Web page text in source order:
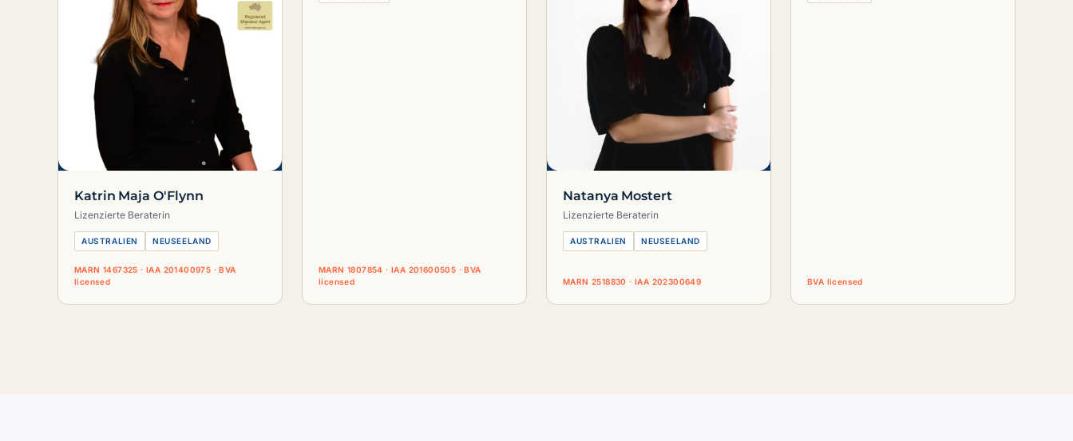
Katrin Maja O'Flynn
Lizenzierte Beraterin
AUSTRALIEN NEUSEELAND
MARN 1467325 · IAA 201400975 · BVA
licensed
MARN 1807854 · IAA 201600505 · BVA
licensed
Natanya Mostert
Lizenzierte Beraterin
AUSTRALIEN NEUSEELAND
MARN 2518830 · IAA 202300649 BVA licensed